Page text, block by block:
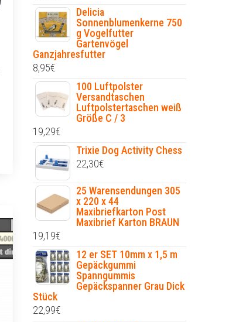
Delicia
Sonnenblumenkerne 750
g Vogelfutter
Gartenvögel
Ganzjahresfutter
8,95€
100 Luftpolster
Versandtaschen
Luftpolstertaschen weiß
Größe C / 3
19,29€
Trixie Dog Activity Chess
22,30€
25 Warensendungen 305
x 220 x 44
Maxibriefkarton Post
Maxibrief Karton BRAUN
19,19€
12 er SET 10mm x 1,5 m
Gepäckgummi
Spanngummis
Gepäckspanner Grau Dick
Stück
22,99€